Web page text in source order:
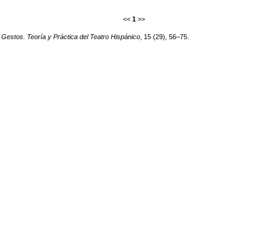
<< 1 >>
Gestos. Teoría y Práctica del Teatro Hispánico, 15 (29), 56–75.